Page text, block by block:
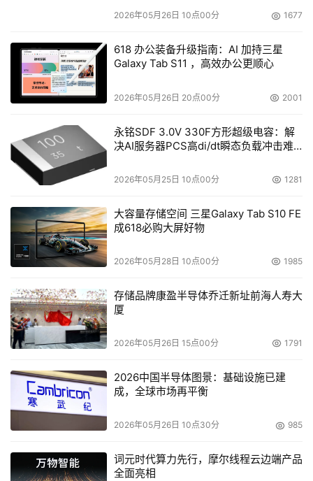
关。因为驱动器通过磁盘驱动器盘片“读取”模拟数据的同
进行复杂的处理与数字化之前对这些信号进行放大。由于感
应写磁头电流由前置放大器驱动，因而前置放大器对于将信
息写入盘片的写处理来说也是必不可少的。
杰尔 PA7700 通过低功耗解决方案提供业界最高的数据
吞吐能力，从而改善了误码率性能。PA7700 写入器结构可
用于支持任何 2.5 英寸驱动器速率，如 4200、5400 及
7200 RPM 等。这种结构的自适应能力可自动降低与频率
成正比的功耗，因而在较低速率时无需额外的能量，而且这
也不会影响到较低速信号的写入信号完整性，从而进一步提
升了信噪比性能。
杰尔 PA7700 除了拥有极低功耗外，还能针对优化 HDD
开发提供创新特性。该芯片支持比特可编程磁头 (bit-
programmable head)，使磁盘驱动器工程师能将 PA7700
与巨磁阻 (GMR) 或隧道 MR (TuMR) 磁头技术集成在一
器设计中采用单个前置放大器，而无论选择何种磁头技术均
可获得出众性能。
大器芯片。
2026年05月26日 10点00分 1677
618 办公装备升级指南：AI 加持三星
Galaxy Tab S11 ，高效办公更顺心
2026年05月26日 20点00分 2001
永铭SDF 3.0V 330F方形超级电容：解
决AI服务器PCS高di/dt瞬态负载冲击难
2026年05月25日 10点00分 1281
大容量存储空间 三星Galaxy Tab S10 FE
成618必购大屏好物
2026年05月28日 10点00分 1985
存储品牌康盈半导体乔迁新址前海人寿大
厦
2026年05月26日 15点00分 1791
2026中国半导体图景：基础设施已建
成，全球市场再平衡
2026年05月26日 10点30分 985
词元时代算力先行，摩尔线程云边端产品
全面亮相